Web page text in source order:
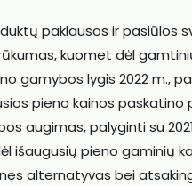
paklausos ir pasiūlos
kuomet dėl
gamybos lygis 2022 m.,
pieno kainos
augimas, palyginti su
išaugusių pieno gaminių
alternatyvas bei